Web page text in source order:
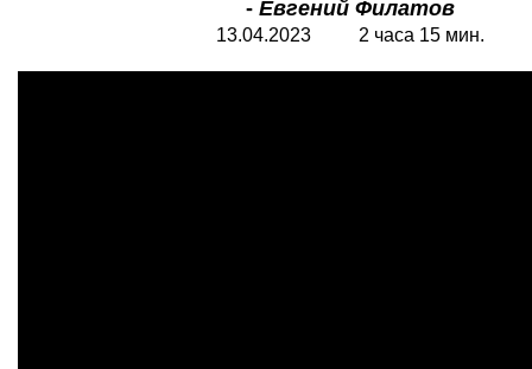
- Евгений Филатов
13.04.2023 2 часа 15 мин.